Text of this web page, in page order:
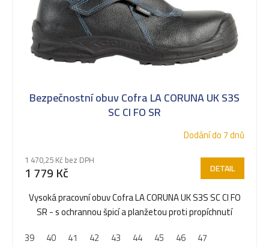
Bezpečnostní obuv Cofra LA CORUNA UK S3S
SC CI FO SR
Dodání do 7 dnů
1 470,25 Kč bez DPH
1 779 Kč DETAIL
Vysoká pracovní obuv Cofra LA CORUNA UK S3S SC CI FO
SR - s ochrannou špicí a planžetou proti propíchnutí
39
40 41 42 43 44 45 46 47